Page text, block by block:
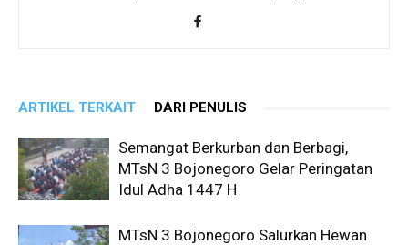
ARTIKEL TERKAIT DARI PENULIS
Semangat Berkurban dan Berbagi,
MTsN 3 Bojonegoro Gelar Peringatan
Idul Adha 1447 H
MTsN 3 Bojonegoro Salurkan Hewan